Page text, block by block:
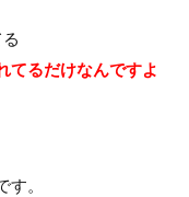
てるだけなんですよ
。